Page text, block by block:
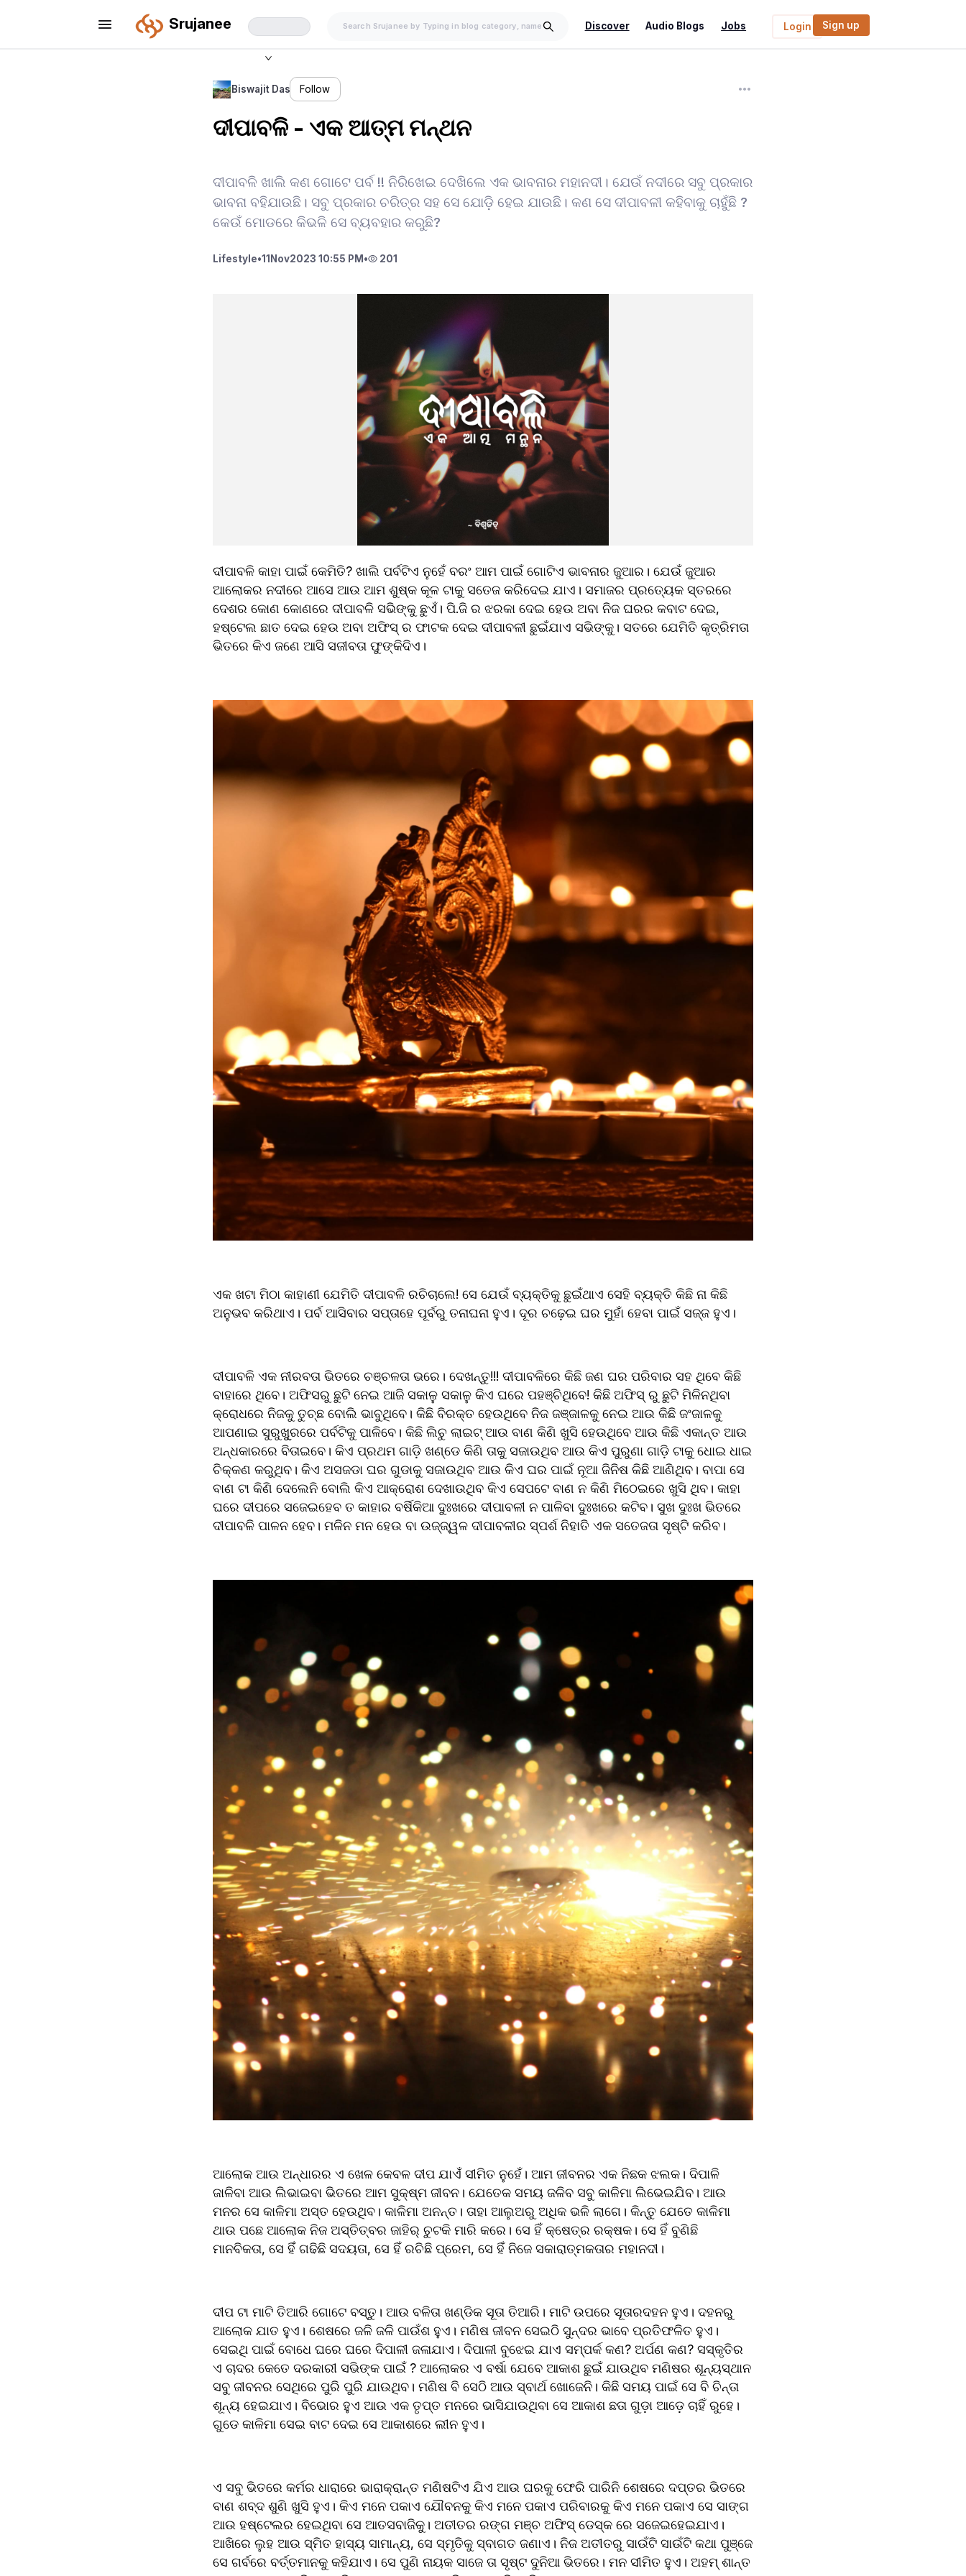
Srujanee Discover Audio Blogs Jobs Login Sign up
Biswajit Das Follow
ଦୀପାବଳି - ଏକ ଆତ୍ମ ମନ୍ଥନ
ଦୀପାବଳି ଖାଲି କଣ ଗୋଟେ ପର୍ବ !! ନିରିଖେଇ ଦେଖିଲେ ଏକ ଭାବନାର ମହାନଦୀ। ଯେଉଁ ନଦୀରେ ସବୁ ପ୍ରକାର
ଭାବନା ବହିଯାଉଛି। ସବୁ ପ୍ରକାର ଚରିତ୍ର ସହ ସେ ଯୋଡ଼ି ହେଇ ଯାଉଛି। କଣ ସେ ଦୀପାବଳୀ କହିବାକୁ ଚାହୁଁଛି ?
କେଉଁ ମୋଡରେ କିଭଳି ସେ ବ୍ୟବହାର କରୁଛି?
Lifestyle•11 Nov2023 10:55 PM • 201
ଦୀପାବଳି କାହା ପାଇଁ କେମିତି? ଖାଲି ପର୍ବଟିଏ ନୁହେଁ ବରଂ ଆମ ପାଇଁ ଗୋଟିଏ ଭାବନାର ଜୁଆର। ଯେଉଁ ଜୁଆର
ଆଲୋକର ନଦୀରେ ଆସେ ଆଉ ଆମ ଶୁଷ୍କ କୂଳ ଟାକୁ ସତେଜ କରିଦେଇ ଯାଏ। ସମାଜର ପ୍ରତ୍ୟେକ ସ୍ତରରେ
ଦେଶର କୋଣ କୋଣରେ ଦୀପାବଳି ସଭିଙ୍କୁ ଛୁଏଁ। ପି.ଜି ର ଝରକା ଦେଇ ହେଉ ଅବା ନିଜ ଘରର କବାଟ ଦେଇ,
ହଷ୍ଟେଲ ଛାତ ଦେଇ ହେଉ ଅବା ଅଫିସ୍ ର ଫାଟକ ଦେଇ ଦୀପାବଳୀ ଛୁଇଁଯାଏ ସଭିଙ୍କୁ। ସତରେ ଯେମିତି କୃତ୍ରିମତା
ଭିତରେ କିଏ ଜଣେ ଆସି ସଜୀବତା ଫୁଙ୍କିଦିଏ।
ଏକ ଖଟା ମିଠା କାହାଣୀ ଯେମିତି ଦୀପାବଳି ରଚିଚାଲେ! ସେ ଯେଉଁ ବ୍ୟକ୍ତିକୁ ଛୁଇଁଥାଏ ସେହି ବ୍ୟକ୍ତି କିଛି ନା କିଛି
ଅନୁଭବ କରିଥାଏ। ପର୍ବ ଆସିବାର ସପ୍ତାହେ ପୂର୍ବରୁ ତନାଘନା ହୁଏ। ଦୂର ଚଢ଼େଇ ଘର ମୁହାଁ ହେବା ପାଇଁ ସଜ୍ଜ ହୁଏ।
ଦୀପାବଳି ଏକ ନୀରବତା ଭିତରେ ଚଞ୍ଚଳତା ଭରେ। ଦେଖନ୍ତୁ!!! ଦୀପାବଳିରେ କିଛି ଜଣ ଘର ପରିବାର ସହ ଥିବେ କିଛି
ବାହାରେ ଥିବେ। ଅଫିସରୁ ଛୁଟି ନେଇ ଆଜି ସକାଳୁ ସକାଳୁ କିଏ ଘରେ ପହଞ୍ଚିଥିବେ! କିଛି ଅଫିସ୍ ରୁ ଛୁଟି ମିଳିନଥିବା
କ୍ରୋଧରେ ନିଜକୁ ତୁଚ୍ଛ ବୋଲି ଭାବୁଥିବେ। କିଛି ବିରକ୍ତ ହେଉଥିବେ ନିଜ ଜଞ୍ଜାଳକୁ ନେଇ ଆଉ କିଛି ଜଂଜାଳକୁ
ଆପଣାଇ ସୁରୁଖୁୁରରେ ପର୍ବଟିକୁ ପାଳିବେ। କିଛି ଲିଚୁ ଲାଇଟ୍ ଆଉ ବାଣ କିଣି ଖୁସି ହେଉଥିବେ ଆଉ କିଛି ଏକାନ୍ତ ଆଉ
ଅନ୍ଧକାରରେ ବିତାଇବେ। କିଏ ପ୍ରଥମ ଗାଡ଼ି ଖଣ୍ଡେ କିଣି ତାକୁ ସଜାଉଥିବ ଆଉ କିଏ ପୁରୁଣା ଗାଡ଼ି ଟାକୁ ଧୋଇ ଧାଇ
ଚିକ୍କଣ କରୁଥିବ। କିଏ ଅସଜଡା ଘର ଗୁଡାକୁ ସଜାଉଥିବ ଆଉ କିଏ ଘର ପାଇଁ ନୂଆ ଜିନିଷ କିଛି ଆଣିଥିବ। ବାପା ସେ
ବାଣ ଟା କିଣି ଦେଲେନି ବୋଲି କିଏ ଆକ୍ରୋଶ ଦେଖାଉଥିବ କିଏ ସେପଟେ ବାଣ ନ କିଣି ମିଠେଇରେ ଖୁସି ଥିବ। କାହା
ଘରେ ଦୀପରେ ସଜେଇହେବ ତ କାହାର ବର୍ଷିକିଆ ଦୁଃଖରେ ଦୀପାବଳୀ ନ ପାଳିବା ଦୁଃଖରେ କଟିବ। ସୁଖ ଦୁଃଖ ଭିତରେ
ଦୀପାବଳି ପାଳନ ହେବ। ମଳିନ ମନ ହେଉ ବା ଉଜ୍ଜ୍ୱଳ ଦୀପାବଳୀର ସ୍ପର୍ଶ ନିହାତି ଏକ ସତେଜତା ସୃଷ୍ଟି କରିବ।
ଆଲୋକ ଆଉ ଅନ୍ଧାରର ଏ ଖେଳ କେବଳ ଦୀପ ଯାଏଁ ସୀମିତ ନୁହେଁ। ଆମ ଜୀବନର ଏକ ନିଛକ ଝଲକ। ଦିପାଳି
ଜାଳିବା ଆଉ ଲିଭାଇବା ଭିତରେ ଆମ ସୁକ୍ଷ୍ମ ଜୀବନ। ଯେତେକ ସମୟ ଜଳିବ ସବୁ କାଳିମା ଲିଭେଇଯିବ। ଆଉ
ମନର ସେ କାଳିମା ଅସ୍ତ ହେଉଥିବ। କାଳିମା ଅନନ୍ତ। ତାହା ଆଲୁଅରୁ ଅଧିକ ଭଳି ଲାଗେ। କିନ୍ତୁ ଯେତେ କାଳିମା
ଥାଉ ପଛେ ଆଲୋକ ନିଜ ଅସ୍ତିତ୍ବର ଜାହିର୍ ଚୁଟକି ମାରି କରେ। ସେ ହିଁ କ୍ଷେତ୍ର ରକ୍ଷକ। ସେ ହିଁ ବୁଣିଛି
ମାନବିକତା, ସେ ହିଁ ଗଢିଛି ସଦୟତା, ସେ ହିଁ ରଚିଛି ପ୍ରେମ, ସେ ହିଁ ନିଜେ ସକାରାତ୍ମକତାର ମହାନଦୀ।
ଦୀପ ଟା ମାଟି ତିଆରି ଗୋଟେ ବସ୍ତୁ। ଆଉ ବଳିତା ଖଣ୍ଡିକ ସୂତା ତିଆରି। ମାଟି ଉପରେ ସୂତାରଦହନ ହୁଏ। ଦହନରୁ
ଆଲୋକ ଯାତ ହୁଏ। ଶେଷରେ ଜଳି ଜଳି ପାଉଁଶ ହୁଏ। ମଣିଷ ଜୀବନ ସେଇଠି ସୁନ୍ଦର ଭାବେ ପ୍ରତିଫଳିତ ହୁଏ।
ସେଇଥି ପାଇଁ ବୋଧେ ଘରେ ଘରେ ଦିପାଳୀ ଜଳାଯାଏ। ଦିପାଳୀ ବୁଝେଇ ଯାଏ ସମ୍ପର୍କ କଣ? ଅର୍ପଣ କଣ? ସସ୍କୃତିର
ଏ ଚାଦର କେତେ ଦରକାରୀ ସଭିଙ୍କ ପାଇଁ ? ଆଲୋକର ଏ ବର୍ଷା ଯେବେ ଆକାଶ ଛୁଇଁ ଯାଉଥିବ ମଣିଷର ଶୂନ୍ୟସ୍ଥାନ
ସବୁ ଜୀବନର ସେଥିରେ ପୁରି ପୁରି ଯାଉଥିବ। ମଣିଷ ବି ସେଠି ଆଉ ସ୍ବାର୍ଥ ଖୋଜେନି। କିଛି ସମୟ ପାଇଁ ସେ ବି ଚିନ୍ତା
ଶୂନ୍ୟ ହେଇଯାଏ। ବିଭୋର ହୁଏ ଆଉ ଏକ ତୃପ୍ତ ମନରେ ଭାସିଯାଉଥିବା ସେ ଆକାଶ ଛତା ଗୁଡ଼ା ଆଡ଼େ ଚାହିଁ ରୁହେ।
ଗୁଡେ କାଳିମା ସେଇ ବାଟ ଦେଇ ସେ ଆକାଶରେ ଲୀନ ହୁଏ।
ଏ ସବୁ ଭିତରେ କର୍ମର ଧାରାରେ ଭାରାକ୍ରାନ୍ତ ମଣିଷଟିଏ ଯିଏ ଆଉ ଘରକୁ ଫେରି ପାରିନି ଶେଷରେ ଦପ୍ତର ଭିତରେ
ବାଣ ଶବ୍ଦ ଶୁଣି ଖୁସି ହୁଏ। କିଏ ମନେ ପକାଏ ଯୌବନକୁ କିଏ ମନେ ପକାଏ ପରିବାରକୁ କିଏ ମନେ ପକାଏ ସେ ସାଙ୍ଗ
ଆଉ ହଷ୍ଟେଲର ହେଇଥିବା ସେ ଆତସବାଜିକୁ। ଅତୀତର ରଙ୍ଗ ମଞ୍ଚ ଅଫିସ୍ ଡେସ୍କ ରେ ସଜେଇହେଇଯାଏ।
ଆଖିରେ ଲୁହ ଆଉ ସ୍ମିତ ହାସ୍ୟ ସାମାନ୍ୟ, ସେ ସ୍ମୃତିକୁ ସ୍ବାଗତ ଜଣାଏ। ନିଜ ଅତୀତରୁ ସାଉଁଟି ସାଉଁଟି କଥା ପୁଞ୍ଜେ
ସେ ଗର୍ବରେ ବର୍ତ୍ତମାନକୁ କହିଯାଏ। ସେ ପୁଣି ନାୟକ ସାଜେ ତା ସୃଷ୍ଟ ଦୁନିଆ ଭିତରେ। ମନ ସୀମିତ ହୁଏ। ଅହମ୍ ଶାନ୍ତ